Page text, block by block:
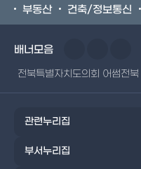
부동산
건축/정보통신
배너모음
전북특별자치도의회 어썸전북
관련누리집
부서누리집